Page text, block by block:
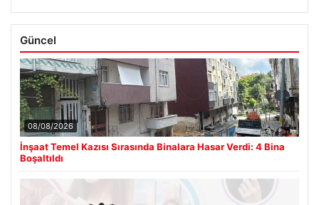
Güncel
08/08/2026
İnşaat Temel Kazısı Sırasında Binalara Hasar Verdi: 4 Bina
Boşaltıldı